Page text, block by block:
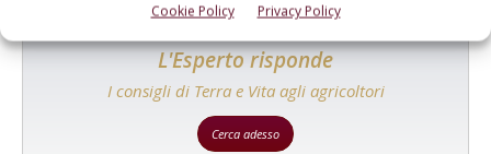
Cookie Policy Privacy Policy
L'Esperto risponde
I consigli di Terra e Vita agli agricoltori
Cerca adesso